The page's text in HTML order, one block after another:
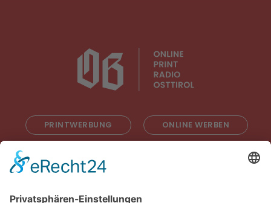
PRINTWERBUNG ONLINE WERBEN